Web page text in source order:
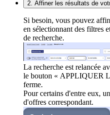
2. Affiner les résultats de
Si besoin, vous pouvez
en sélectionnant des filtres
de recherche.
La recherche est relancée
le bouton « APPLIQUER
ferme.
Pour certains d'entre eux,
d'offres correspondant.